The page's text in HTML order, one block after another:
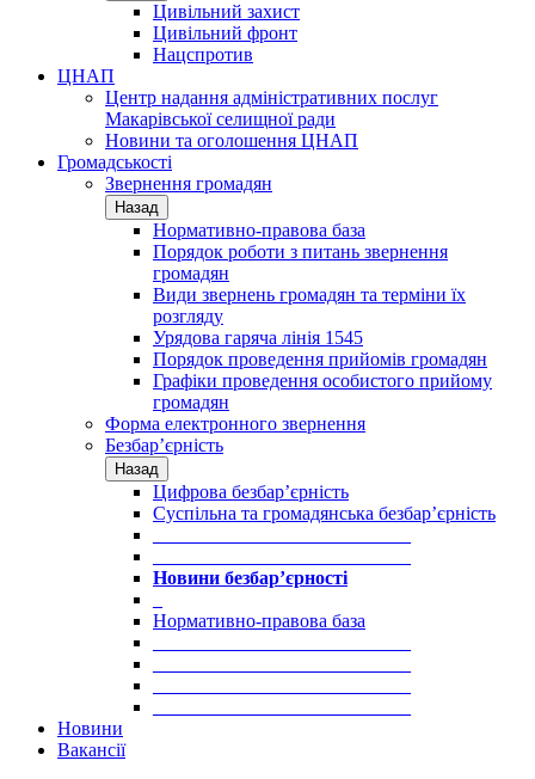
Цивільний захист
Цивільний фронт
Нацспротив
ЦНАП
Центр надання адміністративних послуг
Макарівської селищної ради
Новини та оголошення ЦНАП
Громадськості
Звернення громадян
Назад
Нормативно-правова база
Порядок роботи з питань звернення
громадян
Види звернень громадян та терміни їх
розгляду
Урядова гаряча лінія 1545
Порядок проведення прийомів громадян
Графіки проведення особистого прийому
громадян
Форма електронного звернення
Безбар’єрність
Назад
Цифрова безбар’єрність
Суспільна та громадянська безбар’єрність
Новини безбар’єрності
Нормативно-правова база
Новини
Вакансії